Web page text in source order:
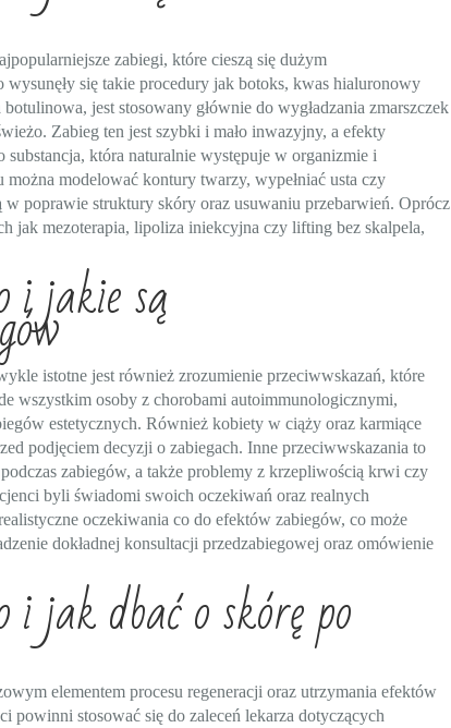
zabiegi, które cieszą się dużym
wysunęły się takie procedury jak botoks, kwas hialuronowy
jest stosowany głównie do wygładzania zmarszczek
Zabieg ten jest szybki i mało inwazyjny, a efekty
która naturalnie występuje w organizmie i
modelować kontury twarzy, wypełniać usta czy
poprawie struktury skóry oraz usuwaniu przebarwień. Oprócz
jak mezoterapia, lipoliza iniekcyjna czy lifting bez skalpela,
i jakie są
istotne jest również zrozumienie przeciwwskazań, które
wszystkim osoby z chorobami autoimmunologicznymi,
estetycznych. Również kobiety w ciąży oraz karmiące
podjęciem decyzji o zabiegach. Inne przeciwwskazania to
zabiegów, a także problemy z krzepliwością krwi czy
byli świadomi swoich oczekiwań oraz realnych
oczekiwania co do efektów zabiegów, co może
dokładnej konsultacji przedzabiegowej oraz omówienie
jak dbać o skórę po
elementem procesu regeneracji oraz utrzymania efektów
powinni stosować się do zaleceń lekarza dotyczących